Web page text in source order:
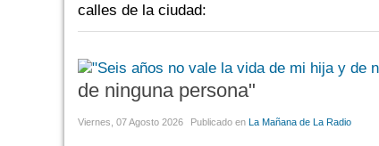
calles de la ciudad:
de ninguna persona"
Viernes, 07 Agosto 2026 Publicado en La Mañana de La Radio